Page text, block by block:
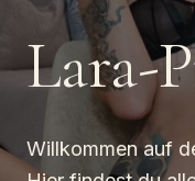
Lara-
Willkommen auf